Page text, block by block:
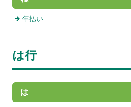
年払い
は行
は